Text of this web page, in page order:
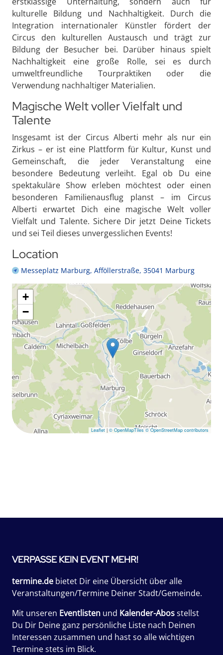
kulturelle Bildung und Nachhaltigkeit. Durch die
Integration internationaler Künstler fördert der
Circus den kulturellen Austausch und trägt zur
Bildung der Besucher bei. Darüber hinaus spielt
Nachhaltigkeit eine große Rolle, sei es durch
umweltfreundliche Tourpraktiken oder die
Verwendung nachhaltiger Materialien.
Magische Welt voller Vielfalt und
Talente
Insgesamt ist der Circus Alberti mehr als nur ein
Zirkus – er ist eine Plattform für Kultur, Kunst und
Gemeinschaft, die jeder Veranstaltung eine
besondere Bedeutung verleiht. Egal ob Du eine
spektakuläre Show erleben möchtest oder einen
besonderen Familienausflug planst – im Circus
Alberti erwartet Dich eine magische Welt voller
Vielfalt und Talente. Sichere Dir jetzt Deine Tickets
und sei Teil dieses unvergesslichen Events!
Location
Messeplatz Marburg, Afföllerstraße, 35041 Marburg
+
−
Leaflet | © OpenMapTiles © OpenStreetMap contributors
VERPASSE KEIN EVENT MEHR!
termine.de bietet Dir eine Übersicht über alle
Veranstaltungen/Termine Deiner Stadt/Gemeinde.
Mit unseren Eventlisten und Kalender-Abosstellst
Du Dir Deine ganz persönliche Liste nach Deinen
Interessen zusammen und hast so alle wichtigen
Termine stets im Blick.